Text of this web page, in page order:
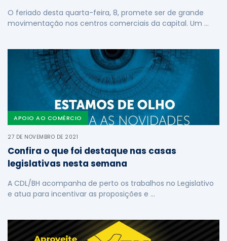
O feriado desta quarta-feira, 8, promete ser de grande
movimentação nos centros comerciais da capital. Um …
APOIO AO COMÉRCIO
27 DE NOVEMBRO DE 2021
Confira o que foi destaque nas casas
legislativas nesta semana
A CDL/BH acompanha de perto os trabalhos no Legislativo
e atua para incentivar as proposições e …